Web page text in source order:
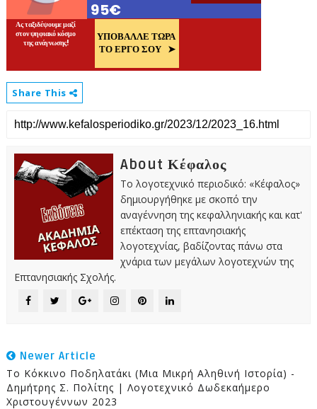
Share This
About Κέφαλος
Το λογοτεχνικό περιοδικό: «Κέφαλος»
δημιουργήθηκε με σκοπό την
αναγέννηση της κεφαλληνιακής και κατ'
επέκταση της επτανησιακής
λογοτεχνίας, βαδίζοντας πάνω στα
χνάρια των μεγάλων λογοτεχνών της
Επτανησιακής Σχολής.
Newer Article
Το Κόκκινο Ποδηλατάκι (μια Μικρή Αληθινή Ιστορία) -
Δημήτρης Σ. Πολίτης | Λογοτεχνικό Δωδεκαήμερο
Χριστουγέννων 2023